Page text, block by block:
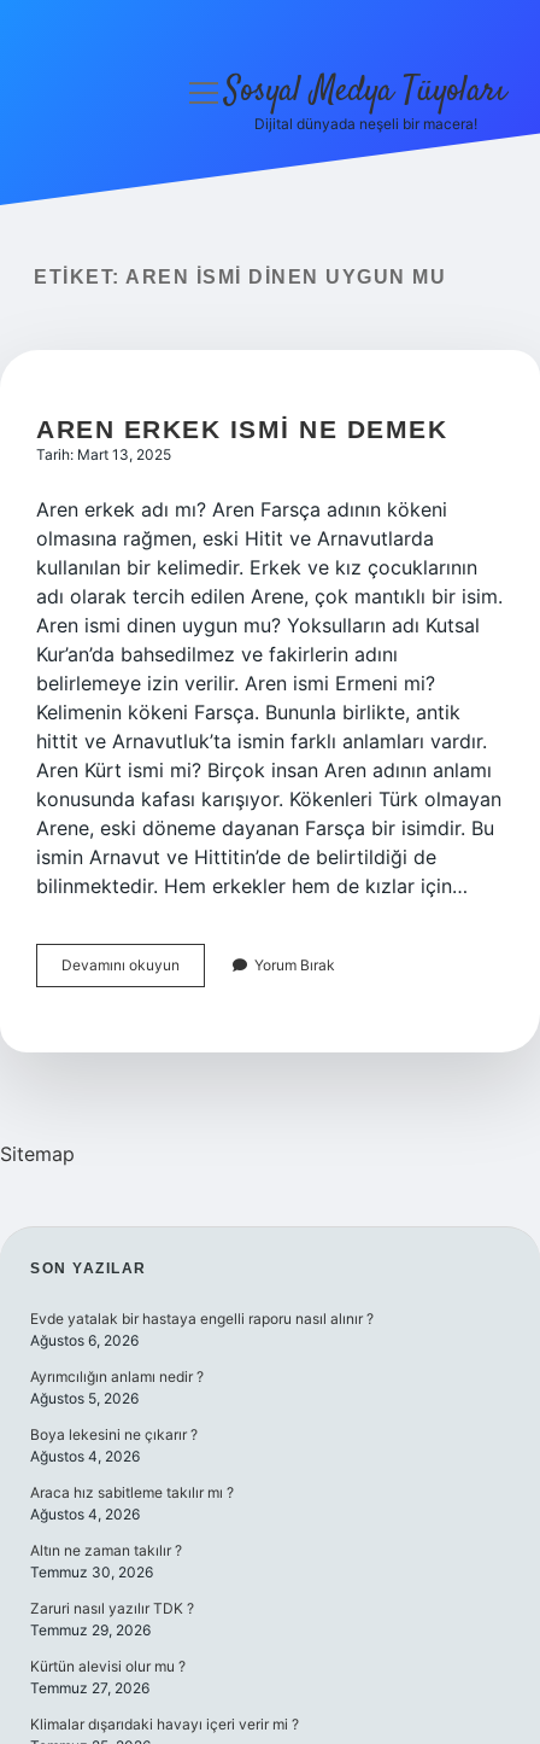
Yasal Uyarı
menüyüSosyal Medya Tüyoları
Dijital dünyada neşeli bir macera!
ETIKET: AREN ISMI DINEN UYGUN MU
AREN ERKEK ISMI NE DEMEK
Tarih: Mart 13, 2025
Aren erkek adı mı? Aren Farsça adının kökeni
olmasına rağmen, eski Hitit ve Arnavutlarda
kullanılan bir kelimedir. Erkek ve kız çocuklarının
adı olarak tercih edilen Arene, çok mantıklı bir isim.
Aren ismi dinen uygun mu? Yoksulların adı Kutsal
Kur’an’da bahsedilmez ve fakirlerin adını
belirlemeye izin verilir. Aren ismi Ermeni mi?
Kelimenin kökeni Farsça. Bununla birlikte, antik
hittit ve Arnavutluk’ta ismin farklı anlamları vardır.
Aren Kürt ismi mi? Birçok insan Aren adının anlamı
konusunda kafası karışıyor. Kökenleri Türk olmayan
Arene, eski döneme dayanan Farsça bir isimdir. Bu
ismin Arnavut ve Hittitin’de de belirtildiği de
bilinmektedir. Hem erkekler hem de kızlar için…
Devamını okuyun
Erkek
Demek
Yorum Bırak
Sitemap
SIDEBAR
SON YAZILAR
Evde yatalak bir hastaya engelli raporu nasıl alınır ?
Ağustos 6, 2026
Ayrımcılığın anlamı nedir ?
Ağustos 5, 2026
Boya lekesini ne çıkarır ?
Ağustos 4, 2026
Araca hız sabitleme takılır mı ?
Ağustos 4, 2026
Altın ne zaman takılır ?
Temmuz 30, 2026
Zaruri nasıl yazılır TDK ?
Temmuz 29, 2026
Kürtün alevisi olur mu ?
Temmuz 27, 2026
Klimalar dışarıdaki havayı içeri verir mi ?